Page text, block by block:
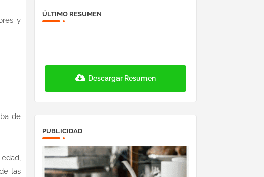
y
de
las
ÚLTIMO RESUMEN
Descargar Resumen
PUBLICIDAD